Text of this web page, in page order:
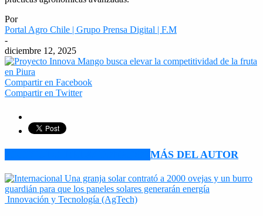
Por
Portal Agro Chile | Grupo Prensa Digital | F.M
-
diciembre 12, 2025
Compartir en Facebook
Compartir en Twitter
MÁS DEL AUTOR
Innovación y Tecnología (AgTech)